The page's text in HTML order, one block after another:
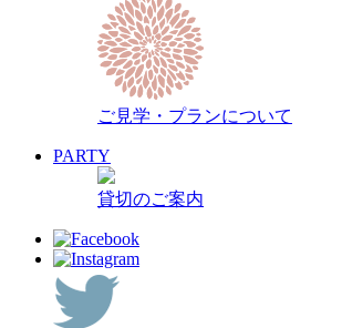
ご見学・プランについて
PARTY
貸切のご案内